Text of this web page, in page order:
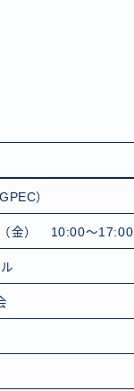
）
金） 10:00～17:00